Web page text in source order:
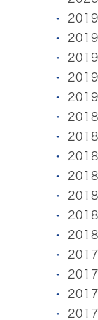
2019
2019
2019
2019
2019
2018
2018
2018
2018
2018
2018
2018
2017
2017
2017
2017